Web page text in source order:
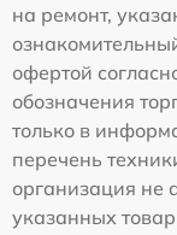
на ремонт,
офертой
обозначения
только в
перечень
организация не
указанных